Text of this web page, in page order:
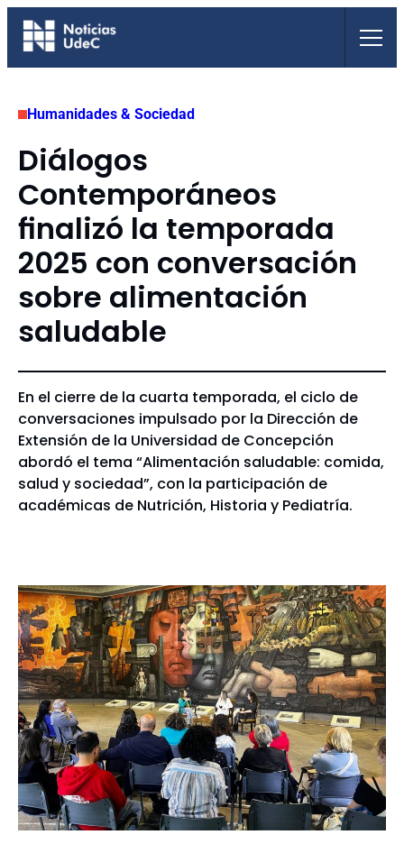
Saltar
Humanidades & Sociedad
Diálogos
Contemporáneos
finalizó la temporada
2025 con conversación
sobre alimentación
saludable
En el cierre de la cuarta temporada, el ciclo de
conversaciones impulsado por la Dirección de
Extensión de la Universidad de Concepción
abordó el tema “Alimentación saludable: comida,
salud y sociedad”, con la participación de
académicas de Nutrición, Historia y Pediatría.